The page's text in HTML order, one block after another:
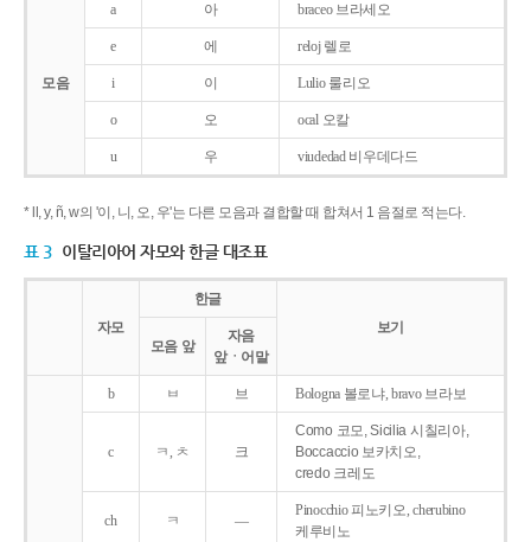
모음
a 아 braceo 브라세오
e 에 reloj 렐로
i 이 Lulio 룰리오
o 오 ocal 오칼
u 우 viudedad 비우데다드
* ll, y, ñ, w의 '이, 니, 오, 우'는 다른 모음과 결합할 때 합쳐서 1 음절로 적는다.
표 3 이탈리아어 자모와 한글 대조표
자모
한글
보기
모음 앞
자음
앞ㆍ어말
b ㅂ 브 Bologna 볼로냐, bravo 브라보
c ㅋ, ㅊ 크
Como 코모, Sicilia 시칠리아,
Boccaccio 보카치오,
credo 크레도
ch ㅋ ―
Pinocchio 피노키오, cherubino
케루비노